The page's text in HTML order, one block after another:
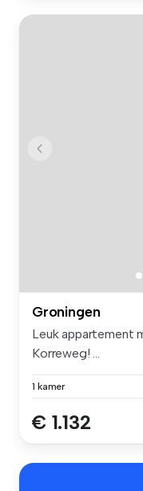
Groningen
Leuk appartement
Korreweg! ...
1 kamer
€ 1.132